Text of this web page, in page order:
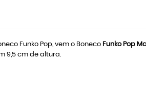
Funko Pop, vem o Boneco Funko Pop
9,5 cm de altura.